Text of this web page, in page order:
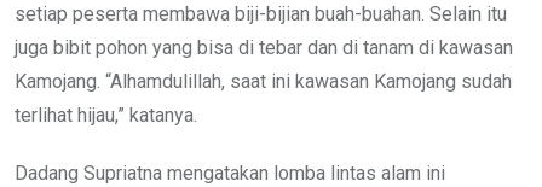
setiap peserta membawa biji-bijian buah-buahan. Selain itu
juga bibit pohon yang bisa di tebar dan di tanam di kawasan
Kamojang. “Alhamdulillah, saat ini kawasan Kamojang sudah
terlihat hijau,” katanya.
Dadang Supriatna mengatakan lomba lintas alam ini